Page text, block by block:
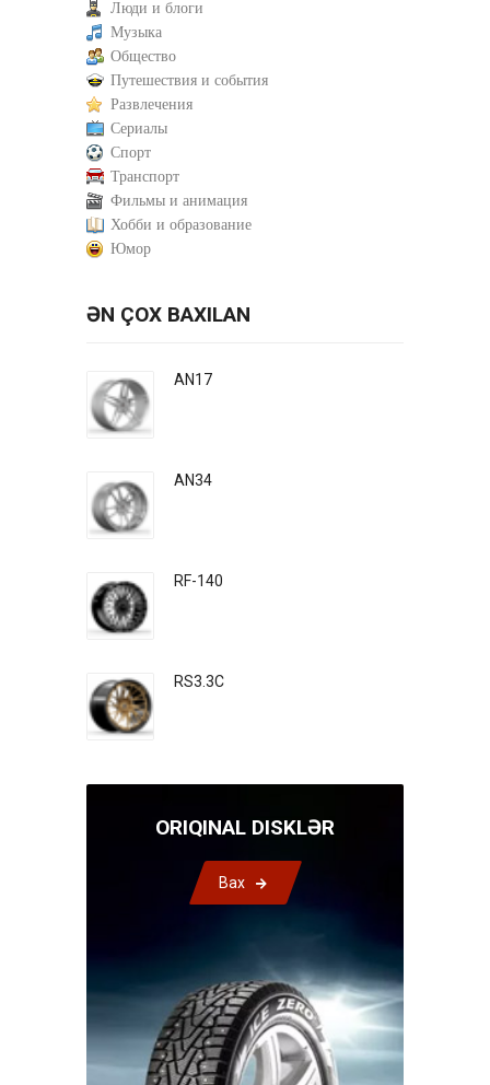
Люди и блоги
Музыка
Общество
Путешествия и события
Развлечения
Сериалы
Спорт
Транспорт
Фильмы и анимация
Хобби и образование
Юмор
ƏN ÇOX BAXILAN
AN17
AN34
RF-140
RS3.3C
ORIQINAL DISKLƏR
Bax